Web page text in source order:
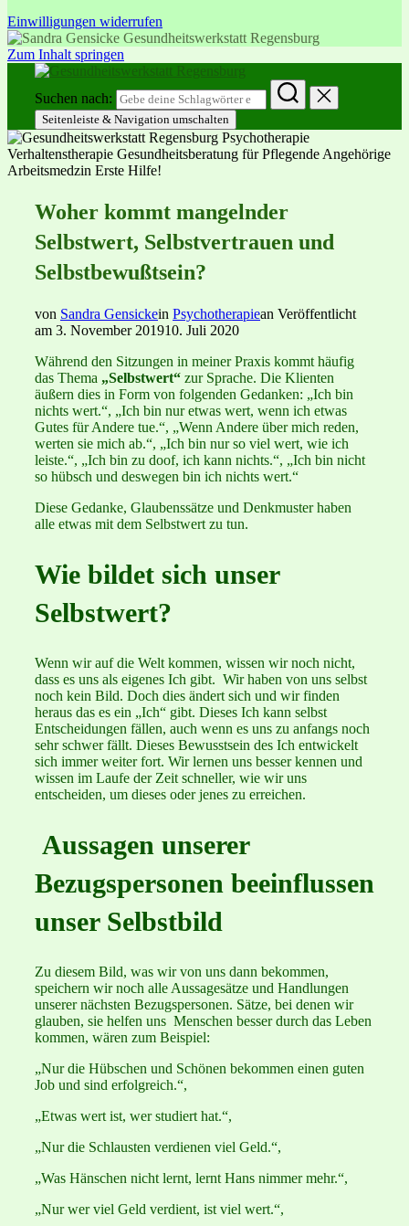
Einwilligungen widerrufen
Zum Inhalt springen
Suchen nach:
Seitenleiste & Navigation umschalten
Woher kommt mangelnder
Selbstwert, Selbstvertrauen und
Selbstbewußtsein?
von Sandra Gensickein Psychotherapiean Veröffentlicht
am 3. November 201910. Juli 2020
Während den Sitzungen in meiner Praxis kommt häufig
das Thema „Selbstwert“ zur Sprache. Die Klienten
äußern dies in Form von folgenden Gedanken: „Ich bin
nichts wert.“, „Ich bin nur etwas wert, wenn ich etwas
Gutes für Andere tue.“, „Wenn Andere über mich reden,
werten sie mich ab.“, „Ich bin nur so viel wert, wie ich
leiste.“, „Ich bin zu doof, ich kann nichts.“, „Ich bin nicht
so hübsch und deswegen bin ich nichts wert.“
Diese Gedanke, Glaubenssätze und Denkmuster haben
alle etwas mit dem Selbstwert zu tun.
Wie bildet sich unser
Selbstwert?
Wenn wir auf die Welt kommen, wissen wir noch nicht,
dass es uns als eigenes Ich gibt. Wir haben von uns selbst
noch kein Bild. Doch dies ändert sich und wir finden
heraus das es ein „Ich“ gibt. Dieses Ich kann selbst
Entscheidungen fällen, auch wenn es uns zu anfangs noch
sehr schwer fällt. Dieses Bewusstsein des Ich entwickelt
sich immer weiter fort. Wir lernen uns besser kennen und
wissen im Laufe der Zeit schneller, wie wir uns
entscheiden, um dieses oder jenes zu erreichen.
Aussagen unserer
Bezugspersonen beeinflussen
unser Selbstbild
Zu diesem Bild, was wir von uns dann bekommen,
speichern wir noch alle Aussagesätze und Handlungen
unserer nächsten Bezugspersonen. Sätze, bei denen wir
glauben, sie helfen uns Menschen besser durch das Leben
kommen, wären zum Beispiel:
„Nur die Hübschen und Schönen bekommen einen guten
Job und sind erfolgreich.“,
„Etwas wert ist, wer studiert hat.“,
„Nur die Schlausten verdienen viel Geld.“,
„Was Hänschen nicht lernt, lernt Hans nimmer mehr.“,
„Nur wer viel Geld verdient, ist viel wert.“,